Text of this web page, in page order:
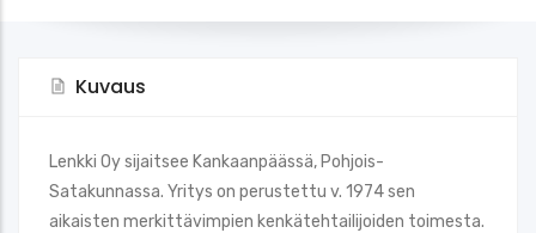
Kuvaus
Lenkki Oy sijaitsee Kankaanpäässä, Pohjois-
Satakunnassa. Yritys on perustettu v. 1974 sen
aikaisten merkittävimpien kenkätehtailijoiden toimesta.